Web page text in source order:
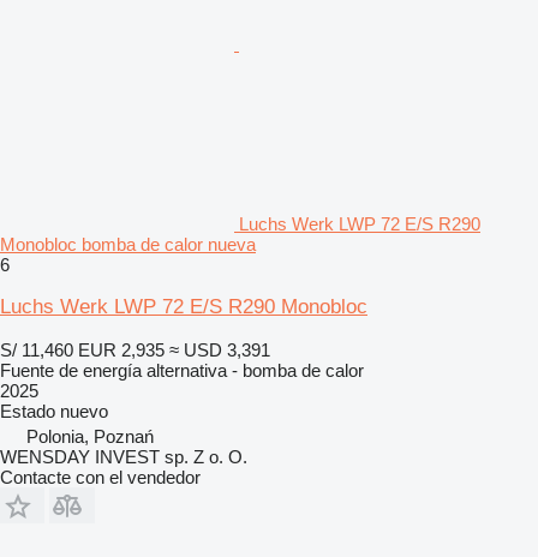
Luchs Werk LWP 72 E/S R290
Monobloc bomba de calor nueva
6
Luchs Werk LWP 72 E/S R290 Monobloc
S/ 11,460 EUR 2,935 ≈ USD 3,391
Fuente de energía alternativa - bomba de calor
2025
Estado nuevo
Polonia, Poznań
WENSDAY INVEST sp. Z o. O.
Contacte con el vendedor